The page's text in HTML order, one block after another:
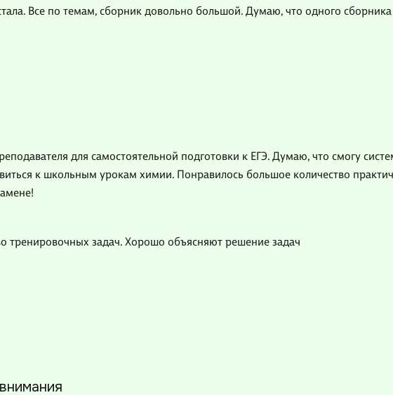
Все по темам, сборник довольно большой. Думаю, что одного сборника
для самостоятельной подготовки к ЕГЭ. Думаю, что смогу
к школьным урокам химии. Понравилось большое количество
тренировочных задач. Хорошо объясняют решение задач